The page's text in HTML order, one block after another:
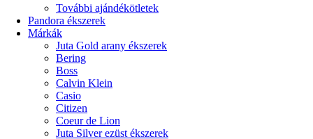
További ajándékötletek
Pandora ékszerek
Márkák
Juta Gold arany ékszerek
Bering
Boss
Calvin Klein
Casio
Citizen
Coeur de Lion
Juta Silver ezüst ékszerek